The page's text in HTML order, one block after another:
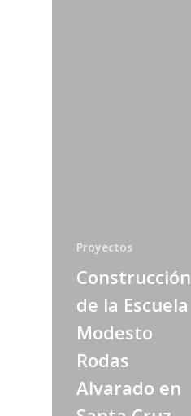
Proyectos
Construcción
de la Escuela
Modesto
Rodas
Alvarado en